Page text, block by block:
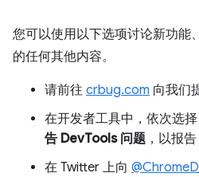
您可以使用以下选项讨论新功能
的任何其他内容。
请前往 crbug.com 向我们
在开发者工具中，依次选择
告 DevTools 问题 ，以报
在 Twitter 上向